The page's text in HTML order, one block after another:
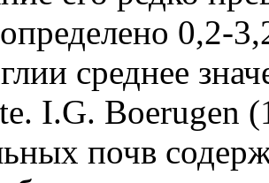
0,2-
среднее
I.G. Boerugen
почв